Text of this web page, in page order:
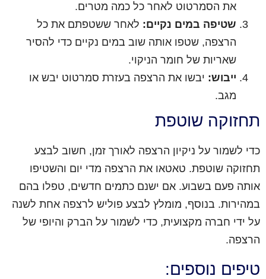
את הסמרטוט לאחר כל כמה מטרים.
שטיפה במים נקיים: לאחר ששטפתם את כל
הרצפה, שטפו אותה שוב במים נקיים כדי להסיר
שאריות של חומר הניקוי.
ייבוש: יבשו את הרצפה בעזרת סמרטוט יבש או
מגב.
תחזוקה שוטפת
כדי לשמור על ניקיון הרצפה לאורך זמן, חשוב לבצע
תחזוקה שוטפת. טאטאו את הרצפה מדי יום והשטיפו
אותה פעם בשבוע. אם ישנם כתמים חדשים, טפלו בהם
במהירות. בנוסף, מומלץ לבצע פוליש לרצפה אחת לשנה
על ידי חברה מקצועית, כדי לשמור על הברק והיופי של
הרצפה.
טיפים נוספים: